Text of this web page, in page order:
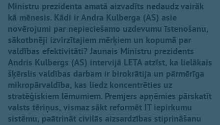
Ministru prezidenta amatā aizvadīts nedaudz vairāk
kā mēnesis. Kādi ir Andra Kulberga (AS) asie
novērojumi par nepieciešamo uzdevumu īstenošanu,
sākotbnēji izvirzītajiem mērķiem un kopumā par
valdības efektivitāti? Jaunais Ministru prezidents
Andris Kulbergs (AS) intervijā LETA atzīst, ka lielākais
šķērslis valdības darbam ir birokrātija un pārmērīga
mikropārvaldība, kas liedz koncentrēties uz
stratēģiskiem lēmumiem. Premjers apņēmies pārskatīt
valsts tēriņus, vismaz sākt reformēt IT iepirkumu
sistēmu, paātrināt civilās aizsardzības stiprināšanu